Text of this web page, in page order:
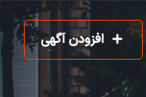
افزودن آگهی